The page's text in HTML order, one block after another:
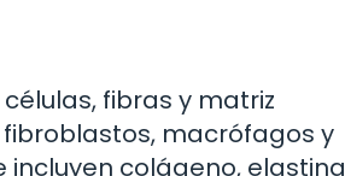
fibras y matriz
macrófagos y
incluyen colágeno, elastina